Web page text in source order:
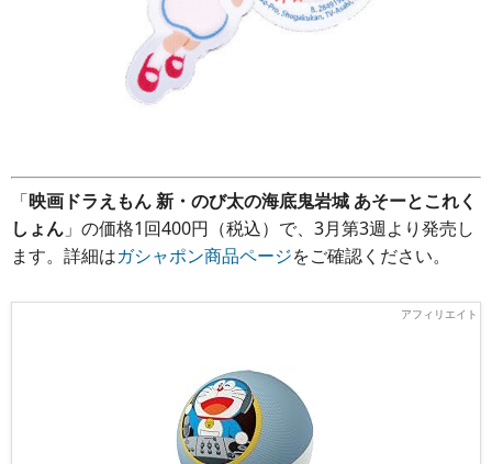
「映画ドラえもん 新・のび太の海底鬼岩城 あそーとこれく
しょん 」の価格1回400円（税込）で、3月第3週より発売し
ます。詳細はガシャポン商品ページをご確認ください。